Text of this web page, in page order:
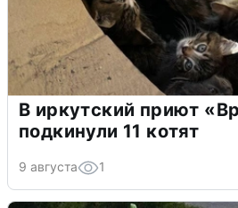
В иркутский приют
подкинули 11 котят
9 августа 1